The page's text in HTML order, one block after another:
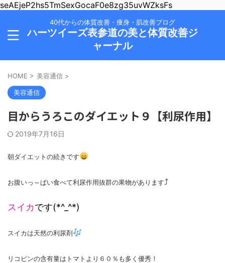
seAEjeP2hs5TmSexGocaF0e8zg35uvWZksFs
40代からの体質改善・痩身・肌改善ブログ
ハーツイーズ表参道の美と体質改善ジ
ャーナル
HOME > 美容通信 >
美容通信
目からうろこのダイエット９【利尿作用】
2019年7月16日
朝ダイエットの続きです
お腹いっ～ぱい食べて利尿作用抜群の果物があります⤴
スイカです(*^_^*)
スイカは天然の利尿剤
リコピンの含有量はトマトより６０％も多く優秀！